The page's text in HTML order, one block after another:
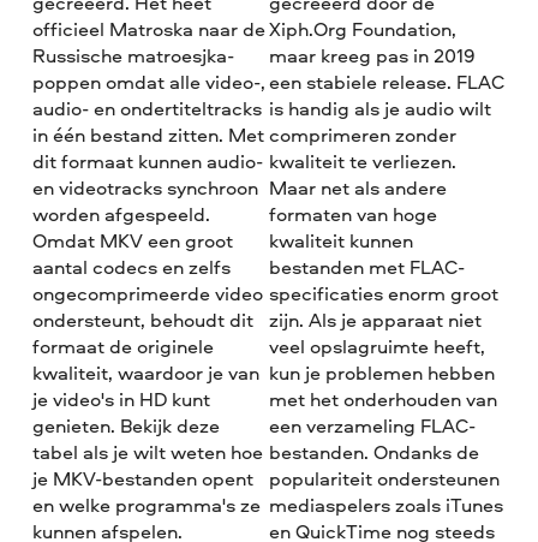
officieel Matroska naar de
Russische matroesjka-
poppen omdat alle video-,
audio- en ondertiteltracks
in één bestand zitten. Met
dit formaat kunnen audio-
en videotracks synchroon
worden afgespeeld.
Omdat MKV een groot
aantal codecs en zelfs
ongecomprimeerde video
ondersteunt, behoudt dit
formaat de originele
kwaliteit, waardoor je van
je video's in HD kunt
genieten. Bekijk deze
tabel als je wilt weten hoe
je MKV-bestanden opent
en welke programma's ze
kunnen afspelen.
Xiph.Org Foundation,
maar kreeg pas in 2019
een stabiele release. FLAC
is handig als je audio wilt
comprimeren zonder
kwaliteit te verliezen.
Maar net als andere
formaten van hoge
kwaliteit kunnen
bestanden met FLAC-
specificaties enorm groot
zijn. Als je apparaat niet
veel opslagruimte heeft,
kun je problemen hebben
met het onderhouden van
een verzameling FLAC-
bestanden. Ondanks de
populariteit ondersteunen
mediaspelers zoals iTunes
en QuickTime nog steeds